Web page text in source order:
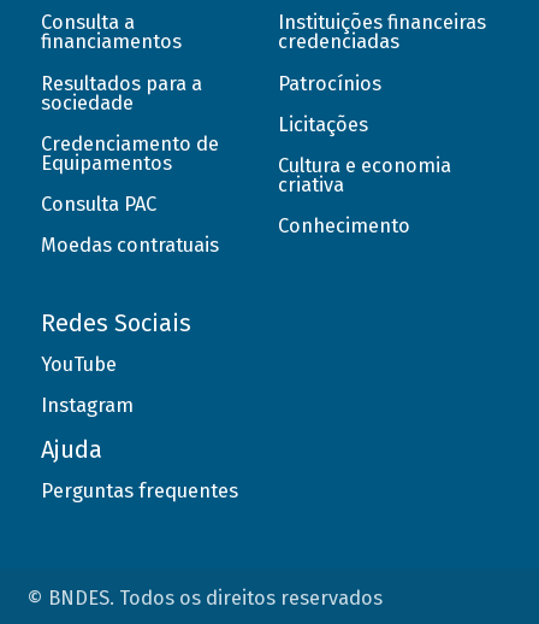
Consulta a
financiamentos
Resultados para a
sociedade
Credenciamento de
Equipamentos
Consulta PAC
Moedas contratuais
Instituições financeiras
credenciadas
Patrocínios
Licitações
Cultura e economia
criativa
Conhecimento
Redes Sociais
YouTube
Instagram
Ajuda
Perguntas frequentes
© BNDES. Todos os direitos reservados